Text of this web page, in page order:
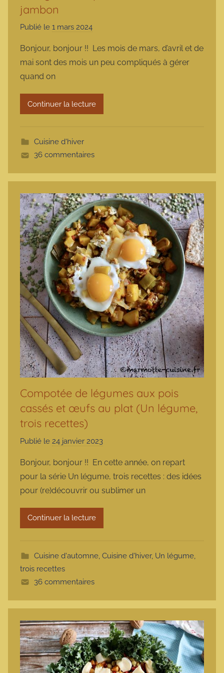
jambon
Publié le 1 mars 2024
r
m
r
m
e
Bonjour, bonjour !! Les mois de mars, d’avril et de
mai sont des mois un peu compliqués à gérer
quand on
Continuer la lecture
Cuisine d'hiver
36 commentaires
Compotée de légumes aux pois
cassés et œufs au plat (Un légume,
trois recettes)
Publié le 24 janvier 2023
r
m
a
r
t
Bonjour, bonjour !! En cette année, on repart
pour la série Un légume, trois recettes : des idées
pour (re)découvrir ou sublimer un
Continuer la lecture
Cuisine d'automne, Cuisine d'hiver, Un légume,
trois recettes
36 commentaires